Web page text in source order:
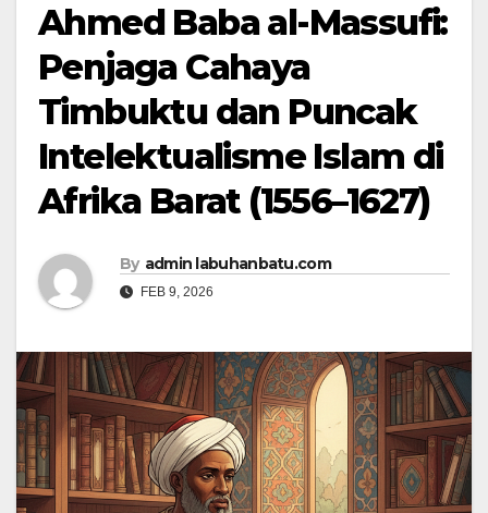
Ahmed Baba al-Massufi:
Penjaga Cahaya
Timbuktu dan Puncak
Intelektualisme Islam di
Afrika Barat (1556–1627)
By admin labuhanbatu.com
FEB 9, 2026